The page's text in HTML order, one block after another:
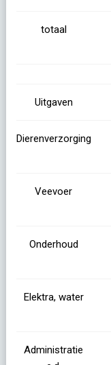
totaal
Uitgaven
Dierenverzorging
Veevoer
Onderhoud
Elektra, water
Administratie